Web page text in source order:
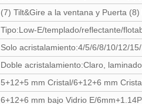
(7) Tilt&Gire a la ventana y Puerta
Tipo:Low-E/templado/reflectante/
Solo acristalamiento:4/5/6/8/10/12/15/
Doble acristalamiento:Claro,
5+12+5 mm Cristal/6+12+6 mm
6+12+6 mm bajo Vidrio E/